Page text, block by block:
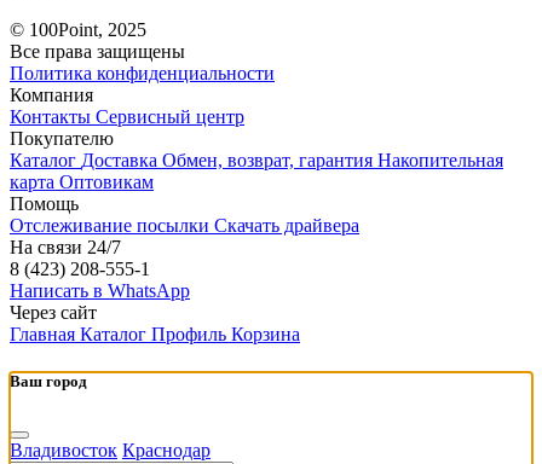
© 100Point, 2025
Все права защищены
Политика конфиденциальности
Компания
Контакты Сервисный центр
Покупателю
Каталог Доставка Обмен, возврат, гарантия Накопительная
карта Оптовикам
Помощь
Отслеживание посылки Скачать драйвера
На связи 24/7
8 (423) 208-555-1
Написать в WhatsApp
Через сайт
Главная Каталог Профиль Корзина
Ваш город
Владивосток Краснодар